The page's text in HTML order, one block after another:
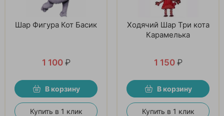
Шар Фигура Кот Басик
1 100 ₽
В корзину
Купить в 1 клик
Ходячий Шар Три кота
Карамелька
1 150 ₽
В корзину
Купить в 1 клик